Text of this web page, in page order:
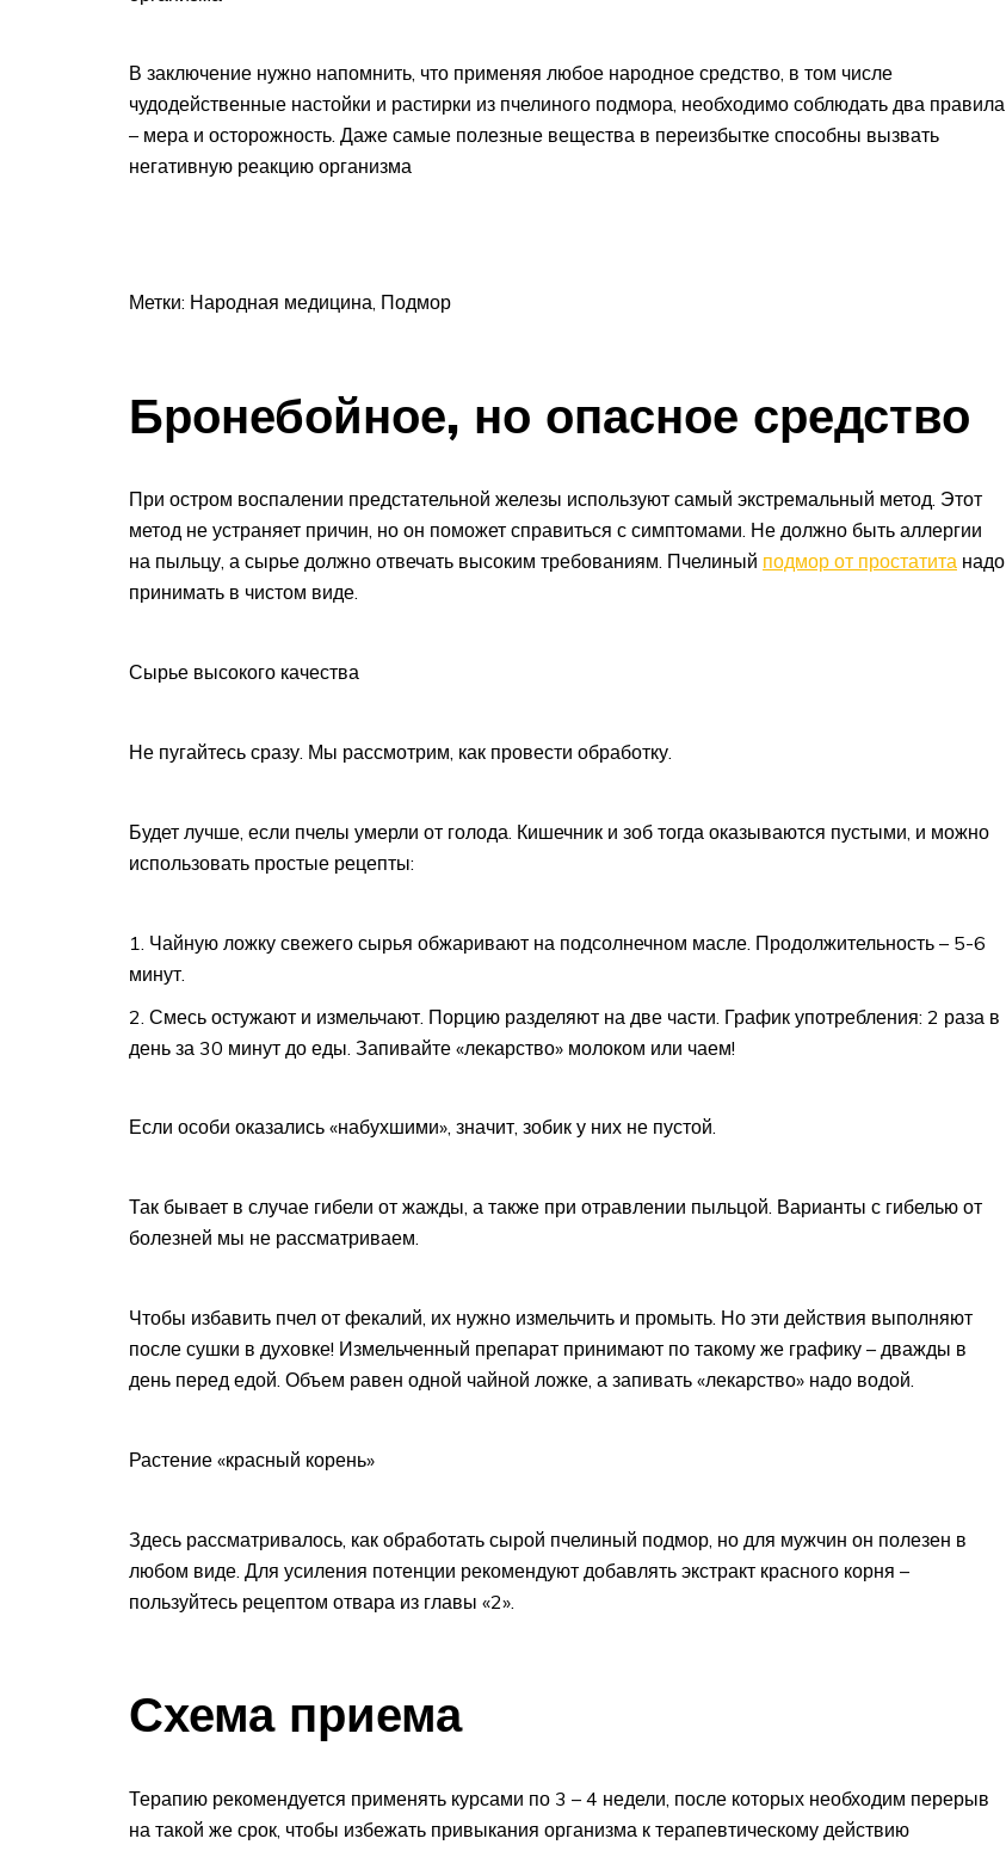
В заключение нужно напомнить, что применяя любое народное средство, в том числе
чудодейственные настойки и растирки из пчелиного подмора, необходимо соблюдать два правила
– мера и осторожность. Даже самые полезные вещества в переизбытке способны вызвать
негативную реакцию организма
Метки: Народная медицина, Подмор
Бронебойное, но опасное средство
При остром воспалении предстательной железы используют самый экстремальный метод. Этот
метод не устраняет причин, но он поможет справиться с симптомами. Не должно быть аллергии
на пыльцу, а сырье должно отвечать высоким требованиям. Пчелиный подмор от простатита надо
принимать в чистом виде.
Сырье высокого качества
Не пугайтесь сразу. Мы рассмотрим, как провести обработку.
Будет лучше, если пчелы умерли от голода. Кишечник и зоб тогда оказываются пустыми, и можно
использовать простые рецепты:
Чайную ложку свежего сырья обжаривают на подсолнечном масле. Продолжительность – 5-6
минут.
Смесь остужают и измельчают. Порцию разделяют на две части. График употребления: 2 раза в
день за 30 минут до еды. Запивайте «лекарство» молоком или чаем!
Если особи оказались «набухшими», значит, зобик у них не пустой.
Так бывает в случае гибели от жажды, а также при отравлении пыльцой. Варианты с гибелью от
болезней мы не рассматриваем.
Чтобы избавить пчел от фекалий, их нужно измельчить и промыть. Но эти действия выполняют
после сушки в духовке! Измельченный препарат принимают по такому же графику – дважды в
день перед едой. Объем равен одной чайной ложке, а запивать «лекарство» надо водой.
Растение «красный корень»
Здесь рассматривалось, как обработать сырой пчелиный подмор, но для мужчин он полезен в
любом виде. Для усиления потенции рекомендуют добавлять экстракт красного корня –
пользуйтесь рецептом отвара из главы «2».
Схема приема
Терапию рекомендуется применять курсами по 3 – 4 недели, после которых необходим перерыв
на такой же срок, чтобы избежать привыкания организма к терапевтическому действию